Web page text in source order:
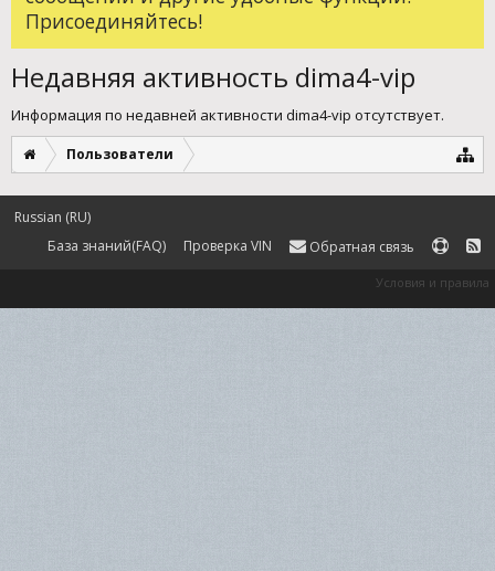
Присоединяйтесь!
Недавняя активность dima4-vip
Информация по недавней активности dima4-vip отсутствует.
Пользователи
Russian (RU)
База знаний(FAQ)
Проверка VIN Обратная связь
Условия и правила